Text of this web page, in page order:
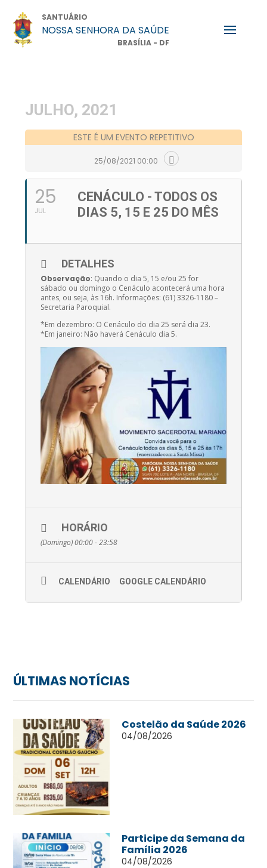
SANTUÁRIO
NOSSA SENHORA DA SAÚDE
BRASÍLIA - DF
JULHO, 2021
ESTE É UM EVENTO REPETITIVO
25/08/2021 00:00
25
JUL
CENÁCULO - TODOS OS
DIAS 5, 15 E 25 DO MÊS
DETALHES
Observação: Quando o dia 5, 15 e/ou 25 for
sábado ou domingo o Cenáculo acontecerá uma hora
antes, ou seja, às 16h. Informações: (61) 3326-1180 –
Secretaria Paroquial.
*Em dezembro: O Cenáculo do dia 25 será dia 23.
*Em janeiro: Não haverá Cenáculo dia 5.
HORÁRIO
(Domingo) 00:00 - 23:58
CALENDÁRIO GOOGLE CALENDÁRIO
ÚLTIMAS NOTÍCIAS
Costelão da Saúde 2026
04/08/2026
Participe da Semana da
Família 2026
04/08/2026